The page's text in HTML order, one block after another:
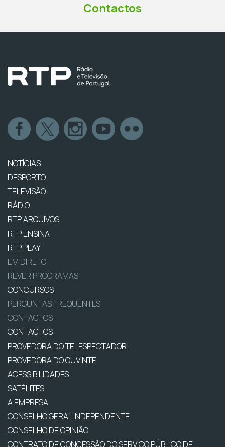
Contactos
NOTÍCIAS
DESPORTO
TELEVISÃO
RÁDIO
RTP ARQUIVOS
RTP ENSINA
RTP PLAY
EM DIRETO
REVER PROGRAMAS
CONCURSOS
PERGUNTAS FREQUENTES
CONTACTOS
CONTACTOS
PROVEDORA DO TELESPECTADOR
PROVEDORA DO OUVINTE
ACESSIBILIDADES
SATÉLITES
A EMPRESA
CONSELHO GERAL INDEPENDENTE
CONSELHO DE OPINIÃO
CONTRATO DE CONCESSÃO DO SERVIÇO PÚBLICO DE